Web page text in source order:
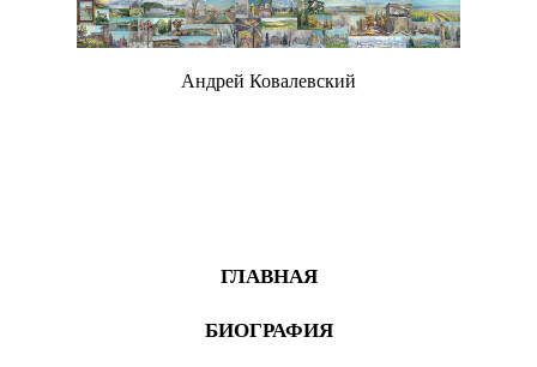
Андрей Ковалевский
ГЛАВНАЯ
БИОГРАФИЯ